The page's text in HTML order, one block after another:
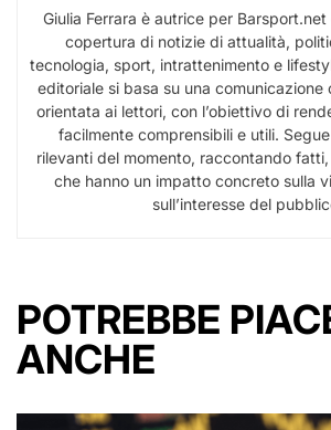
Giulia Ferrara è autrice per
copertura di notizie di attualità,
tecnologia, sport, intrattenimento e
editoriale si basa su una comunicazione
orientata ai lettori, con l’obiettivo di
facilmente comprensibili e utili.
rilevanti del momento, raccontando
che hanno un impatto concreto sulla
sull’interesse del
POTREBBE
ANCHE